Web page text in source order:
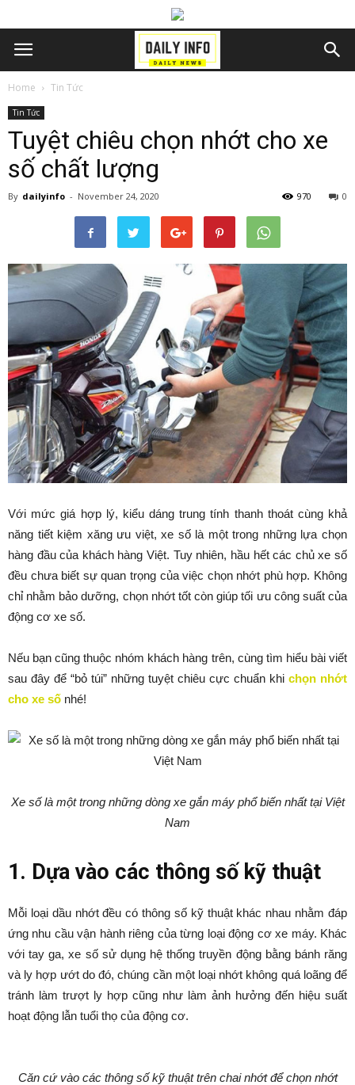
Home Tin Tức
Tin Tức
Tuyệt chiêu chọn nhớt cho xe
số chất lượng
By dailyinfo - November 24, 2020 0
970
Với mức giá hợp lý, kiểu dáng trung tính thanh thoát cùng khả
năng tiết kiệm xăng ưu việt, xe số là một trong những lựa chọn
hàng đầu của khách hàng Việt. Tuy nhiên, hầu hết các chủ xe số
đều chưa biết sự quan trọng của việc chọn nhớt phù hợp. Không
chỉ nhằm bảo dưỡng, chọn nhớt tốt còn giúp tối ưu công suất của
động cơ xe số.
Nếu bạn cũng thuộc nhóm khách hàng trên, cùng tìm hiểu bài viết
sau đây để “bỏ túi” những tuyệt chiêu cực chuẩn khi chọn nhớt
cho xe số nhé!
Xe số là một trong những dòng xe gắn máy phổ biến nhất tại Việt
Nam
1. Dựa vào các thông số kỹ thuật
Mỗi loại dầu nhớt đều có thông số kỹ thuật khác nhau nhằm đáp
ứng nhu cầu vận hành riêng của từng loại động cơ xe máy. Khác
với tay ga, xe số sử dụng hệ thống truyền động bằng bánh răng
và ly hợp ướt do đó, chúng cần một loại nhớt không quá loãng để
tránh làm trượt ly hợp cũng như làm ảnh hưởng đến hiệu suất
hoạt động lẫn tuổi thọ của động cơ.
Căn cứ vào các thông số kỹ thuật trên chai nhớt để chọn nhớt